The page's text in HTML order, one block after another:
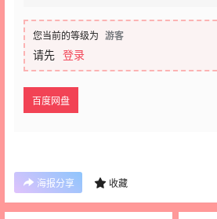
您当前的等级为 游客
请先 登录
百度网盘
海报分享 收藏